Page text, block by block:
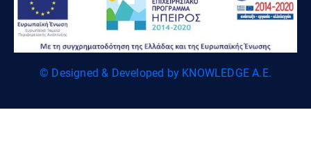
© Designed & Developed by KNOWLEDGE A.E.